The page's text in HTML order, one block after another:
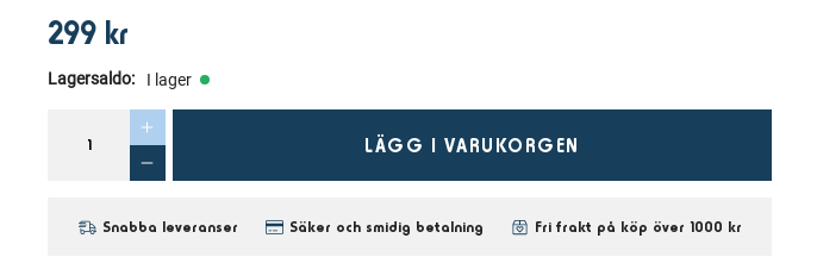
299 kr
Lagersaldo: I lager
LÄGG I VARUKORGEN
Snabba leveranser Säker och smidig betalning Fri frakt på köp över 1000 kr